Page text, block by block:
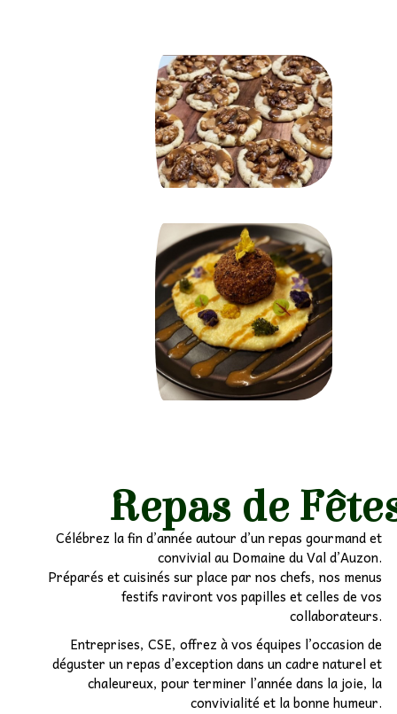
Repas de
Célébrez la fin d’année autour d’un repas gourmand et
convivial au Domaine du Val d’Auzon.
Préparés et cuisinés sur place par nos chefs, nos menus
festifs raviront vos papilles et celles de vos
collaborateurs.
Entreprises, CSE, offrez à vos équipes l’occasion de
déguster un repas d’exception dans un cadre naturel et
chaleureux, pour terminer l’année dans la joie, la
convivialité et la bonne humeur.